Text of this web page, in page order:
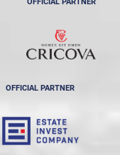
OFFICIAL PARTNER
OFFICIAL PARTNER